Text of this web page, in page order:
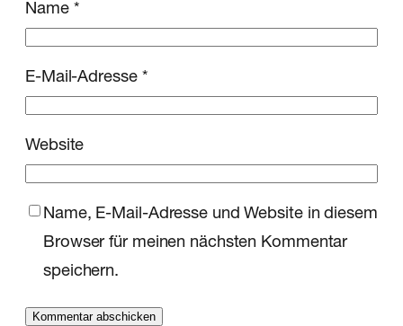
Name *
E-Mail-Adresse *
Website
Name, E-Mail-Adresse und Website in diesem
Browser für meinen nächsten Kommentar
speichern.